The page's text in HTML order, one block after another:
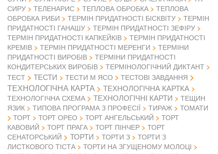
СИРУ
ТЕЛЕНАРИС ТЕПЛОВА ОБРОБКА
ТЕПЛОВА
ОБРОБКА РИБИ
ТЕРМІН ПРИДАТНОСТІ БІСКВІТУ
ТЕРМІН
ПРИДАТНОСТІ ГАНАШУ
ТЕРМІН ПРИДАТНОСТІ ЗЕФІРУ
ТЕРМІН ПРИДАТНОСТІ КАПКЕЙКІВ
ТЕРМІН ПРИДАТНОСТІ
КРЕМІВ
ТЕРМІН ПРИДАТНОСТІ МЕРЕНГИ
ТЕРМІНИ
ПРИДАТНОСТІ ВИРОБІВ
ТЕРМІНИ ПРИДАТНОСТІ
КОНДИТЕРСЬКИХ ВИРОБІВ
ТЕРМІНОЛОГІЧНИЙ ДИКТАНТ
ТЕСТ
ТЕСТИ ТЕСТИ М ЯСО ТЕСТОВІ ЗАВДАННЯ
ТЕХНОЛОГІЧНА КАРТА ТЕХНОЛОГІЧНА КАРТКА
ТЕХНОЛОГІЧНА СХЕМА ТЕХНОЛОГІЧНІ КАРТИ
ТЕЩИН
ЯЗИК
ТИПОВА ПРОГРАМА З ПРОФЕСІЇ ТИРАЖ ТОМАТИ
ТОРТ ТОРТ ОРЕО ТОРТ АНГЕЛЬСЬКИЙ
ТОРТ
КАВОВИЙ
ТОРТ ПРАГА ТОРТ ПІНЧЕР
ТОРТ
СЕНАТОРСЬКИЙ
ТОРТИ ТОРТИ З
ТОРТИ З
ЛИСТКОВОГО ТІСТА
ТОРТИ НА ЗГУЩЕНОМУ МОЛОЦІ